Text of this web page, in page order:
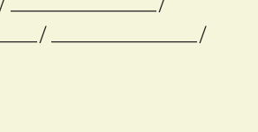
_______________/